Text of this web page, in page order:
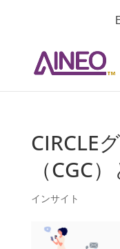
CIRCLE
（CGC
インサイト